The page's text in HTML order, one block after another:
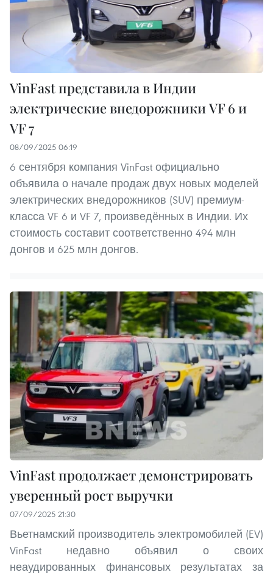
VinFast представила в Индии
электрические внедорожники VF 6 и
VF 7
08/09/2025 06:19
6 сентября компания VinFast официально
объявила о начале продаж двух новых моделей
электрических внедорожников (SUV) премиум-
класса VF 6 и VF 7, произведённых в Индии. Их
стоимость составит соответственно 494 млн
донгов и 625 млн донгов.
VinFast продолжает демонстрировать
уверенный рост выручки
07/09/2025 21:30
Вьетнамский производитель электромобилей (EV)
VinFast недавно объявил о своих
неаудированных финансовых результатах за